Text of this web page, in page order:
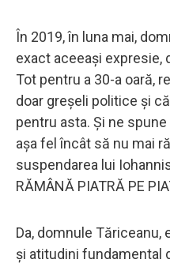
În 2019, în luna mai,
exact aceeași expresie,
Tot pentru a 30-a oară,
doar greșeli politice și
pentru asta. Și ne
așa fel încât să nu mai
suspendarea lui
RĂMÂNĂ PIATRĂ PE
Da, domnule
și atitudini fundamental